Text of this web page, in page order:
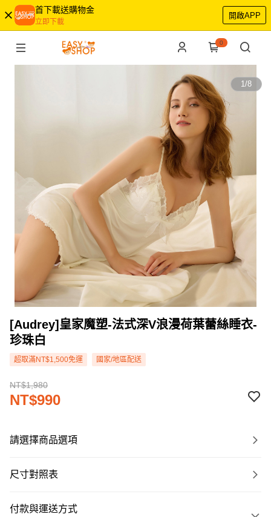
首下載送購物金
立即下載
開啟APP
0
1/8
[Audrey]皇家魔塑-法式深V浪漫荷葉蕾絲睡衣-
珍珠白
超取滿NT$1,500免運 國家/地區配送
NT$1,980
NT$990
請選擇商品選項
尺寸對照表
付款與運送方式